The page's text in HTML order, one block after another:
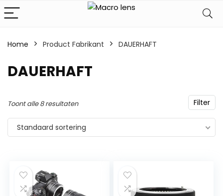
Home Product Fabrikant ‎DAUERHAFT
‎DAUERHAFT
Filter
Toont alle 8 resultaten
Standaard sortering